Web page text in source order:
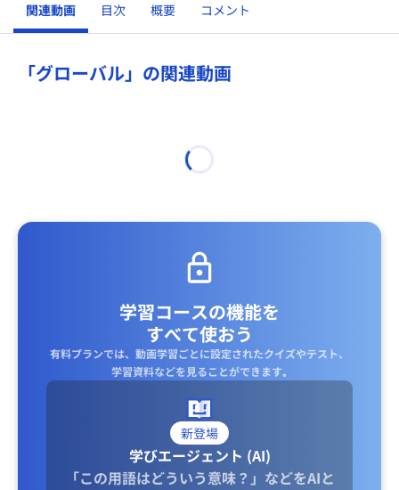
関連動画 目次 概要 コメント
「グローバル」の関連動画
学習コースの機能を
すべて使おう
有料プランでは、動画学習ごとに設定されたクイズやテスト、
学習資料などを見ることができます｡
新登場
学びエージェント (AI)
「この用語はどういう意味？」などをAIと